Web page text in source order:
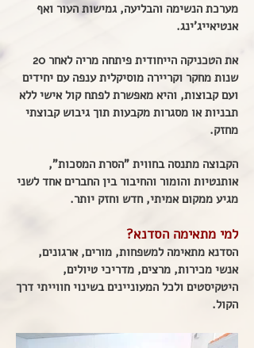
מערכת הנשימה והבליעה, גמישות העור ואף
אנטיאייג'ינג.
את הטכניקה הייחודית פיתחה מריה לאחר 20
שנות מחקר וקריירה מוסיקלית ענפה עם יחידים
ועם קבוצות, והיא מאפשרת לפתח קול אישי ללא
תבניות או מסגרות מקבעות תוך גיבוש קבוצתי
מחזק.
הקבוצה מתנסה בחווית "הסרת המסכות",
אותנטיות והומור והחיבור בין החברים אחד לשני
מגיע ממקום אמיתי, חדש וחזק יותר.
למי מתאימה הסדנא?
הסדנא מתאימה למשפחות, מורים, ארגונים,
אנשי מכירות, מרצים, מדריכי טיולים,
היטקיסטים ולכל המעוניינים בשינוי חווייתי דרך
הקול.